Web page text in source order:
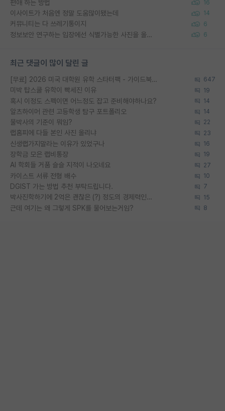
편애 하는 방법 16
이사이트가 처음엔 정말 도움많이됐는데 14
커뮤니티는 다 쓰레기통이지 6
정보보안 연구하는 입장에선 식별가능한 사진을 올리는건 비추이긴함 6
최근 댓글이 많이 달린 글
[무료] 2026 미국 대학원 유학 스타터팩 - 가이드북 & 합격자 컨택메일 템플릿 647
미박 탑스쿨 유학이 빡세진 이유 19
혹시 이정도 스펙이면 어느정도 잡고 준비해야하나요? 14
알츠하이머 관련 고등학생 탐구 포트폴리오 14
물박사의 기준이 뭐임? 22
랩홈피에 다들 본인 사진 올리냐 23
신생랩가지말라는 이유가 있었구나 16
장학금 모은 랩비통장 19
AI 학회들 거품 슬슬 지적이 나오네요 27
카이스트 서류 전형 배수 10
DGIST 가는 방법 추천 부탁드립니다. 7
박사진학하기에 2억은 괜찮은 (?) 정도의 경제력인가요 15
근데 여기는 왜 그렇게 SPK를 물어보는거임? 8